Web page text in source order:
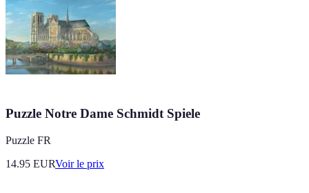
Puzzle Notre Dame Schmidt Spiele
Puzzle FR
14.95 EURVoir le prix